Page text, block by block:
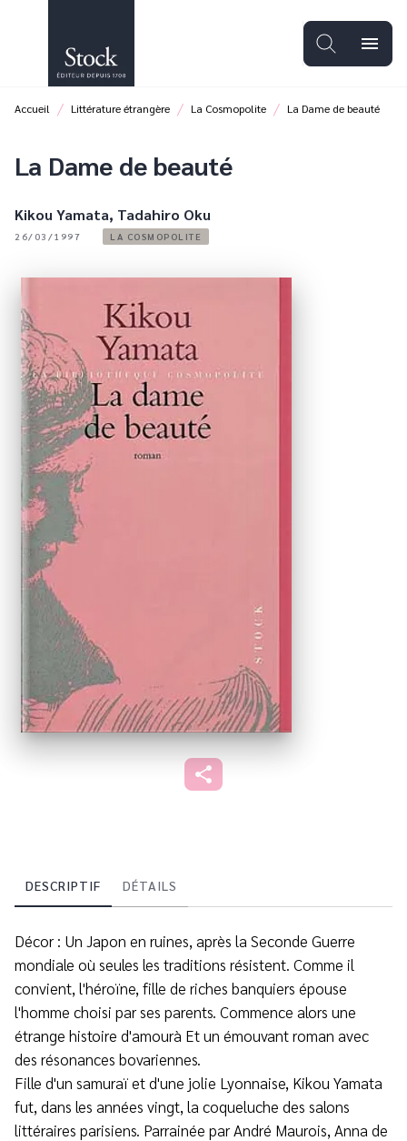
PIED DE PAGE
menu
Accueil / Littérature étrangère / La Cosmopolite / La Dame de beauté
La Dame de beauté
Kikou Yamata, Tadahiro Oku
26/03/1997 LA COSMOPOLITE
DESCRIPTIF DÉTAILS
Décor : Un Japon en ruines, après la Seconde Guerre
mondiale où seules les traditions résistent. Comme il
convient, l'héroïne, fille de riches banquiers épouse
l'homme choisi par ses parents. Commence alors une
étrange histoire d'amourà Et un émouvant roman avec
des résonances bovariennes.
Fille d'un samuraï et d'une jolie Lyonnaise, Kikou Yamata
fut, dans les années vingt, la coqueluche des salons
littéraires parisiens. Parrainée par André Maurois, Anna de